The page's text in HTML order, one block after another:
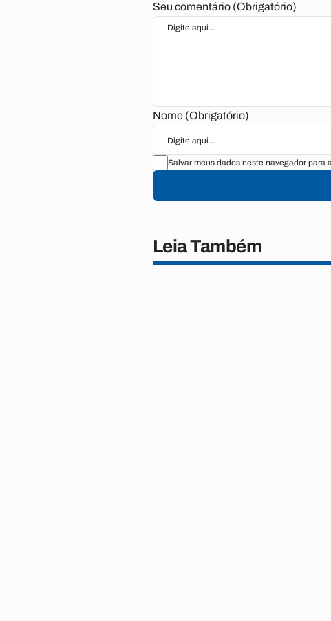
Seu comentário (Obrigatório)
Nome (Obrigatório)
Salvar meus dados neste navegador para
Leia Também